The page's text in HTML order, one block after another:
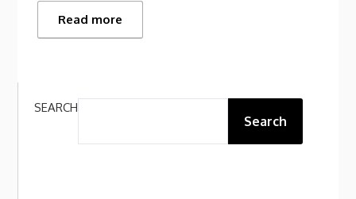
Read more
SEARCH
Search